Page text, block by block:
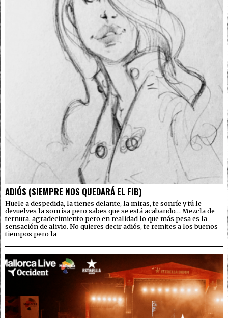
ADIÓS (SIEMPRE NOS QUEDARÁ EL FIB)
Huele a despedida, la tienes delante, la miras, te sonríe y tú le
devuelves la sonrisa pero sabes que se está acabando… Mezcla de
ternura, agradecimiento pero en realidad lo que más pesa es la
sensación de alivio. No quieres decir adiós, te remites a los buenos
tiempos pero la